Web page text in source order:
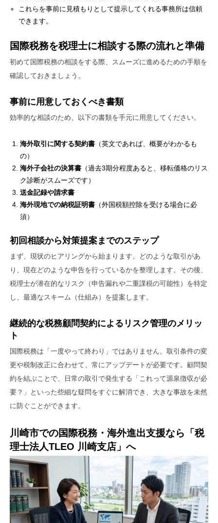
これらを事前に見積もりとして提示してくれる事務所は信頼
できます。
国際税務を税理士に相談する際の流れと準備
初めて国際税務の相談をする際、スムーズに進めるための手順を
確認しておきましょう。
事前に用意しておくべき書類
効率的な相談のため、以下の書類を手元に用意してください。
海外取引に関する契約書 （英文であれば、概要がわかるも
の）
海外子会社の決算書 （過去3期分程度あると、移転価格のリス
ク診断がスムーズです）
送金記録や請求書
海外現地での納税証明書 （外国税額控除を受ける場合に必
須）
初回相談から対策提案までのステップ
まず、現状のヒアリングから始まります。どのような取引があ
り、現在どのような申告を行っているかを整理します。その後、
税理士が潜在的なリスク（申告漏れや二重課税の可能性）を特定
し、最適なスキーム（仕組み）を提案します。
継続的な税務顧問契約によるリスク管理のメリッ
ト
国際税務は「一度やって終わり」ではありません。取引条件の変
更や税制改正に合わせて、常にアップデートが必要です。顧問契
約を結ぶことで、日常の取引で発生する「これって源泉徴収が必
要？」といった些細な疑問をすぐに解消でき、大きな事故を未然
に防ぐことができます。
川崎市での国際税務・海外進出支援なら「税
理士法人TLEO 川崎支店」へ